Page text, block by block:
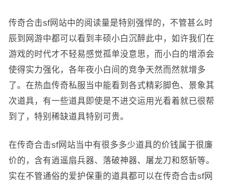
传奇合击sf网站中的阅读量是特别强悍的，不管甚么时
辰到网游中都可以看到丰硕小白沉醉此中，如许我们在
游戏的时代才不轻易感觉孤单没意思，而小白的增添会
使得实力强化，各年夜小白间的竞争天然而然就增多
了。在热血传奇私服当中能看到各式精彩脚色、景象其
次道具，有一些道具即使是不进交运用光看着就已很帮
到了，特别稀缺道具特别可贵。
在传奇合击sf网站当中有很多多少道具的价钱属于很廉
价的，含有逍遥扇兵器、落破神器、屠龙刀和怒斩等。
实在不管通俗的爱护保重的道具都可以在传奇合击sf网